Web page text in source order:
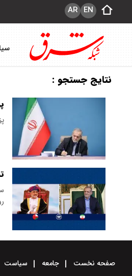
EN
AR
نتایج جستجو :
صفحه نخست جامعه سیاست